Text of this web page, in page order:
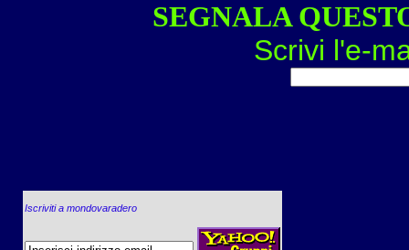
SEGNALA
Scrivi l'e-
Iscriviti a mondovaradero